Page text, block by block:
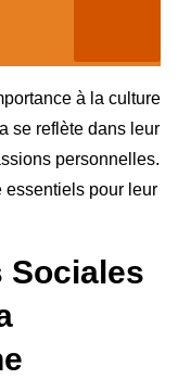
à la culture
se reflète dans leur
personnelles.
essentiels pour leur
Sociales